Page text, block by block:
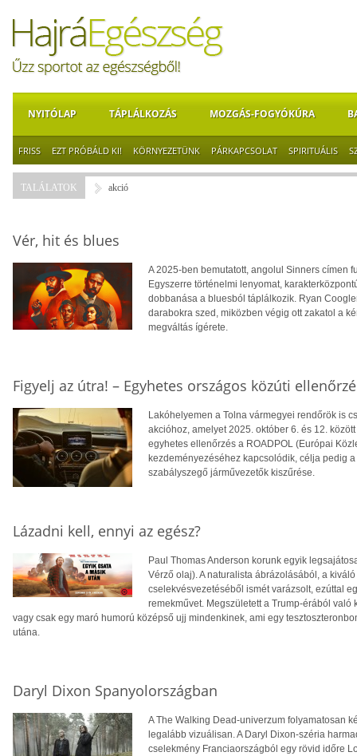
NYITÓLAP TÁPLÁLKOZÁS MOZGÁS-FOGYÓKÚRA
FRISS EZT PRÓBÁLD KI! KÖRNYEZETÜNK PÁRKAPCSOLAT SPIRITUÁLIS
TALÁLATOK akció
Vér, hit és blues
A 2025-ben bemutatott, angolul Sinners címen
Egyszerre történelmi lenyomat,
dobbanása a bluesból táplálkozik. Ryan
darabokra szed, miközben végig ott zakatol a
megváltás ígérete.
Figyelj az útra! – Egyhetes országos közúti
Lakóhelyemen a Tolna vármegyei rendőrök is
akcióhoz, amelyet 2025. október 6. és 12.
egyhetes ellenőrzés a ROADPOL (Európai
kezdeményezéséhez kapcsolódik, célja pedig
szabályszegő járművezetők kiszűrése.
Lázadni kell, ennyi az egész?
Paul Thomas Anderson korunk egyik
Vérző olaj). A naturalista ábrázolásából, a
cselekvésvezetéséből ismét varázsolt, ezúttal
remekművet. Megszületett a Trump-érából
vagy csak egy maró humorú középső ujj mindenkinek, ami egy
utána.
Daryl Dixon Spanyolországban
A The Walking Dead-univerzum folyamatosan
legalább vizuálisan. A Daryl Dixon-széria
cselekmény Franciaországból egy rövid időre